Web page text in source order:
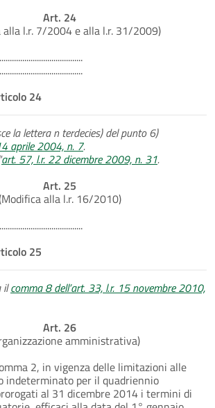
Art. 24
alla l.r. 7/2004 e alla l.r. 31/2009)
24
la lettera n terdecies) del punto 6)
aprile 2004, n. 7.
art. 57, l.r. 22 dicembre 2009, n. 31.
Art. 25
alla l.r. 16/2010)
25
ilcomma 8 dell’art. 33, l.r. 15 novembre 2010,
Art. 26
amministrativa)
2, in vigenza delle limitazioni alle
indeterminato per il quadriennio
al 31 dicembre 2014 i termini di